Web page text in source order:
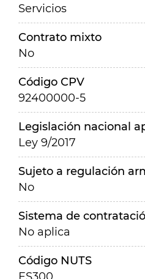
Servicios
Contrato mixto
No
Código CPV
92400000-5
Legislación nacional
Ley 9/2017
Sujeto a regulación
No
Sistema de
No aplica
Código NUTS